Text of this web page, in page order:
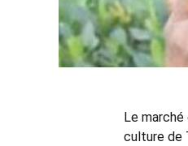
Le marché
culture de